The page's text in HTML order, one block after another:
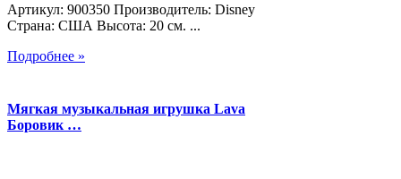
Артикул: 900350 Производитель: Disney
Страна: США Высота: 20 см. ...
Подробнее »
Мягкая музыкальная игрушка Lava
Боровик …